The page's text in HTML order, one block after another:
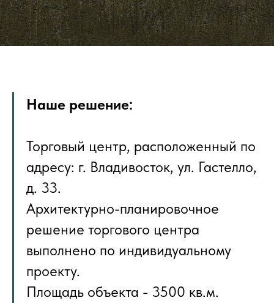
Наше решение:
Торговый центр, расположенный по
адресу: г. Владивосток, ул. Гастелло,
д. 33.
Архитектурно-планировочное
решение торгового центра
выполнено по индивидуальному
проекту.
Площадь объекта - 3500 кв.м.